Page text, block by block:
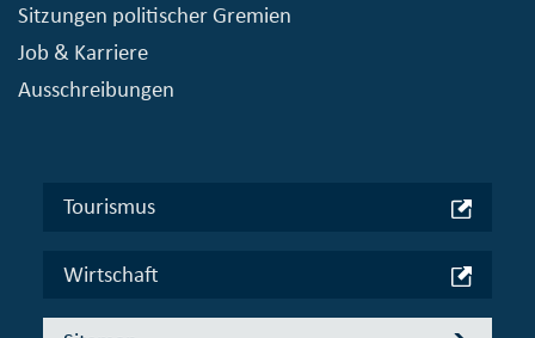
Sitzungen politischer Gremien
Job & Karriere
Ausschreibungen
Tourismus
Wirtschaft